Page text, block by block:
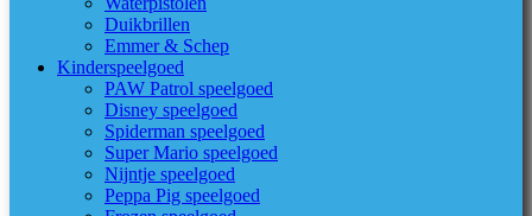
Duikbrillen
Emmer & Schep
Kinderspeelgoed
PAW Patrol speelgoed
Disney speelgoed
Spiderman speelgoed
Super Mario speelgoed
Nijntje speelgoed
Peppa Pig speelgoed